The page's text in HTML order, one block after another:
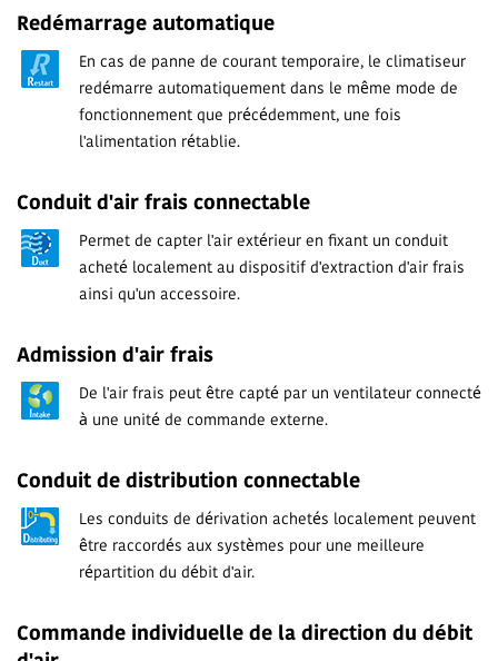
Redémarrage automatique
En cas de panne de courant temporaire, le climatiseur
redémarre automatiquement dans le même mode de
fonctionnement que précédemment, une fois
l'alimentation rétablie.
Conduit d'air frais connectable
Permet de capter l'air extérieur en fixant un conduit
acheté localement au dispositif d'extraction d'air frais
ainsi qu'un accessoire.
Admission d'air frais
De l'air frais peut être capté par un ventilateur connecté
à une unité de commande externe.
Conduit de distribution connectable
Les conduits de dérivation achetés localement peuvent
être raccordés aux systèmes pour une meilleure
répartition du débit d'air.
Commande individuelle de la direction du débit